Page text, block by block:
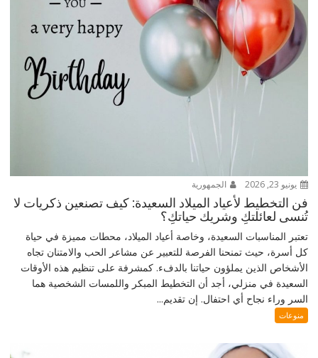
يونيو 23, 2026 الجمهورية
فن التخطيط لأعياد الميلاد السعيدة: كيف تصنعين ذكريات لا
تُنسى لعائلتكِ وشريك حياتكِ؟
تعتبر المناسبات السعيدة، وخاصة أعياد الميلاد، محطات مميزة في حياة
كل أسرة، حيث تمنحنا الفرصة للتعبير عن مشاعر الحب والامتنان تجاه
الأشخاص الذين يملؤون حياتنا بالدفء. كمشرفة على تنظيم هذه الأوقات
السعيدة في منزلي، أجد أن التخطيط المبكر واللمسات الشخصية هما
السر وراء نجاح أي احتفال. إن تقديم...
منوعات